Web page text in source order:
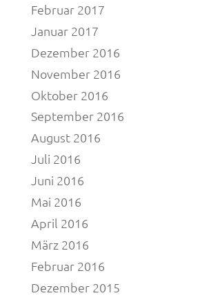
Februar 2017
Januar 2017
Dezember 2016
November 2016
Oktober 2016
September 2016
August 2016
Juli 2016
Juni 2016
Mai 2016
April 2016
März 2016
Februar 2016
Dezember 2015